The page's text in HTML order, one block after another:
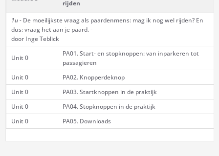
rijden
1u -De moeilijkste vraag als paardenmens: mag ik nog wel rijden? En
dus: vraag het aan je paard. -
door Inge Teblick
Unit 0
PA01. Start- en stopknoppen: van inparkeren tot
passagieren
Unit 0
PA02. Knopperdeknop
Unit 0
PA03. Startknoppen in de praktijk
Unit 0
PA04. Stopknoppen in de praktijk
Unit 0
PA05. Downloads